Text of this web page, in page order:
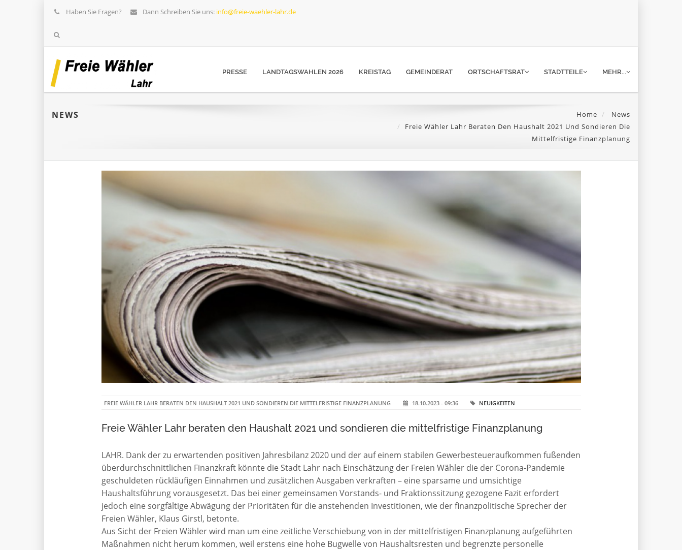
Haben Sie Fragen? Dann Schreiben Sie uns: info@freie-waehler-lahr.de
PRESSE LANDTAGSWAHLEN 2026 KREISTAG GEMEINDERAT ORTSCHAFTSRAT STADTTEILE MEHR...
NEWS Home
News
Freie Wähler Lahr Beraten Den Haushalt 2021 Und Sondieren Die
Mittelfristige Finanzplanung
FREIE WÄHLER LAHR BERATEN DEN HAUSHALT 2021 UND SONDIEREN DIE MITTELFRISTIGE FINANZPLANUNG 18.10.2023 - 09:36 NEUIGKEITEN
Freie Wähler Lahr beraten den Haushalt 2021 und sondieren die mittelfristige Finanzplanung
LAHR. Dank der zu erwartenden positiven Jahresbilanz 2020 und der auf einem stabilen Gewerbesteueraufkommen fußenden
überdurchschnittlichen Finanzkraft könnte die Stadt Lahr nach Einschätzung der Freien Wähler die der Corona-Pandemie
geschuldeten rückläufigen Einnahmen und zusätzlichen Ausgaben verkraften – eine sparsame und umsichtige
Haushaltsführung vorausgesetzt. Das bei einer gemeinsamen Vorstands- und Fraktionssitzung gezogene Fazit erfordert
jedoch eine sorgfältige Abwägung der Prioritäten für die anstehenden Investitionen, wie der finanzpolitische Sprecher der
Freien Wähler, Klaus Girstl, betonte.
Aus Sicht der Freien Wähler wird man um eine zeitliche Verschiebung von in der mittelfristigen Finanzplanung aufgeführten
Maßnahmen nicht herum kommen, weil erstens eine hohe Bugwelle von Haushaltsresten und begrenzte personelle